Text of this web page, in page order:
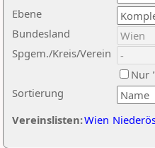
Ebene
Sortierung
Bundesland
Spgem./Kreis/Verein
Nur
Vereinslisten:Wien